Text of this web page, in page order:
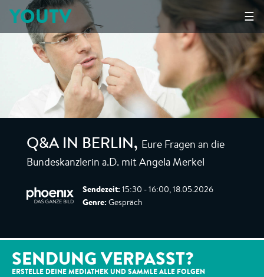
☰
YOUTV
Q&A IN BERLIN, Eure Fragen an die
Bundeskanzlerin a.D. mit Angela Merkel
Sendezeit: 15:30 - 16:00, 18.05.2026
Genre: Gespräch
SENDUNG VERPASST?
ERSTELLE DEINE MEDIATHEK UND SAMMLE ALLE FOLGEN